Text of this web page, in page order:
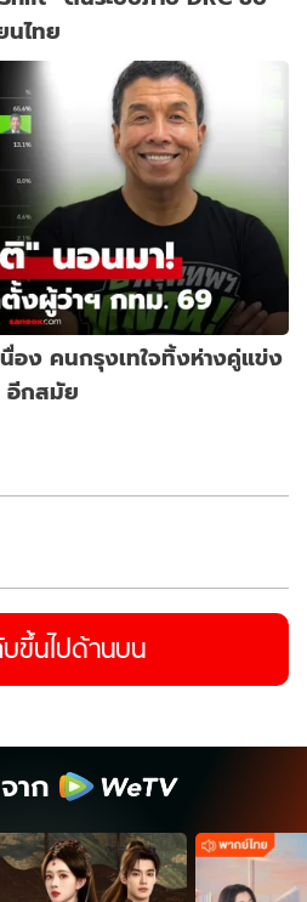
นไทย
อง คนกรุงเทใจทิ้งห่างคู่แข่ง
อีกสมัย
ขึ้นไปด้านบน
าก